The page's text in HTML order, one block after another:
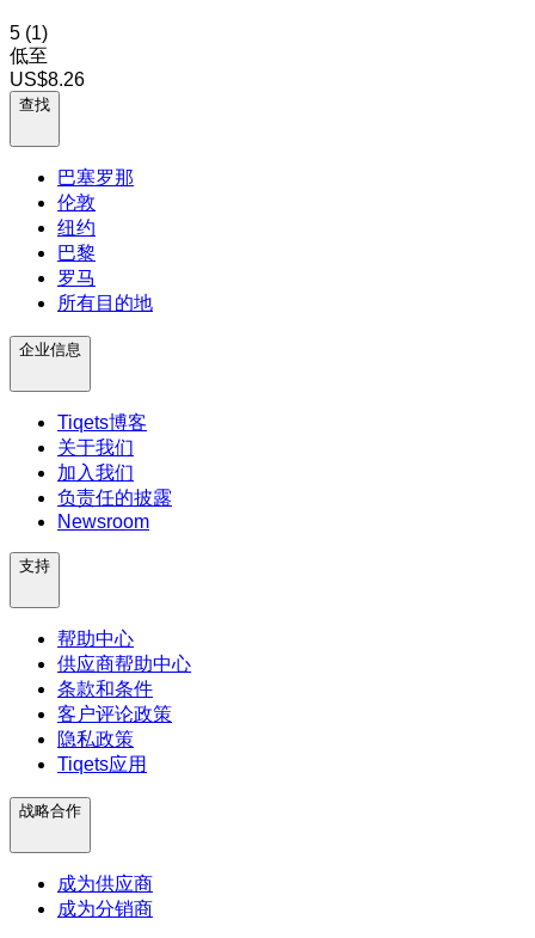
5 (1)
低至
US$8.26
查找
巴塞罗那
伦敦
纽约
巴黎
罗马
所有目的地
企业信息
Tiqets博客
关于我们
加入我们
负责任的披露
Newsroom
支持
帮助中心
供应商帮助中心
条款和条件
客户评论政策
隐私政策
Tiqets应用
战略合作
成为供应商
成为分销商